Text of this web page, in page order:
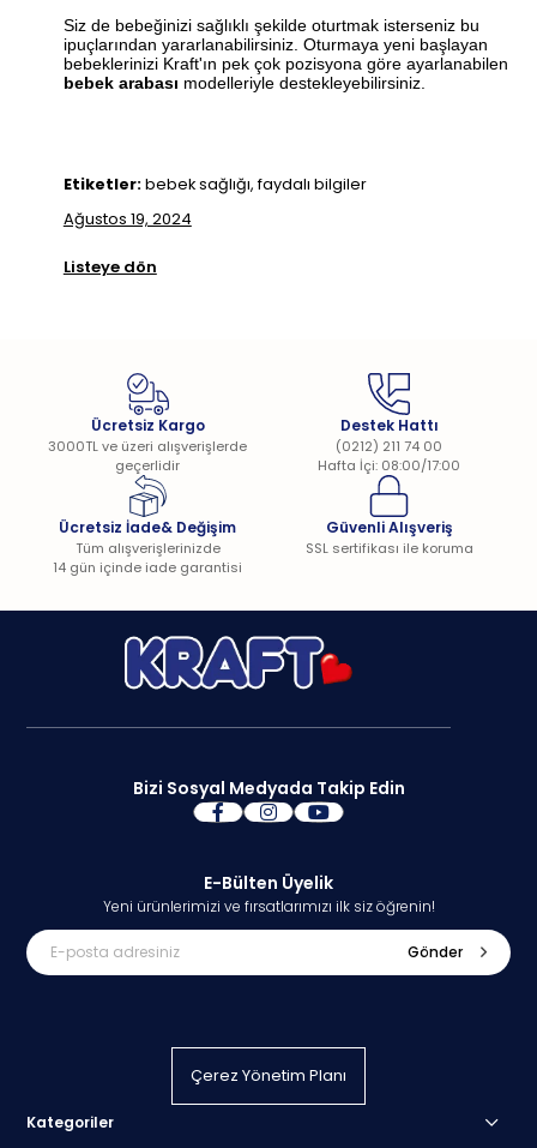
Siz de bebeğinizi sağlıklı şekilde oturtmak isterseniz bu
ipuçlarından yararlanabilirsiniz. Oturmaya yeni başlayan
bebeklerinizi Kraft'ın pek çok pozisyona göre ayarlanabilen
bebek arabası modelleriyle destekleyebilirsiniz.
Etiketler:bebek sağlığı, faydalı bilgiler
Ağustos 19, 2024
Listeye dön
Ücretsiz Kargo
3000TL ve üzeri alışverişlerde
geçerlidir
Destek Hattı
(0212) 211 74 00
Hafta İçi: 08:00/17:00
Ücretsiz İade& Değişim
Tüm alışverişlerinizde
14 gün içinde iade garantisi
Güvenli Alışveriş
SSL sertifikası ile koruma
Bizi Sosyal Medyada Takip Edin
E-Bülten Üyelik
Yeni ürünlerimizi ve fırsatlarımızı ilk siz öğrenin!
Gönder
Çerez Yönetim Planı
Kategoriler